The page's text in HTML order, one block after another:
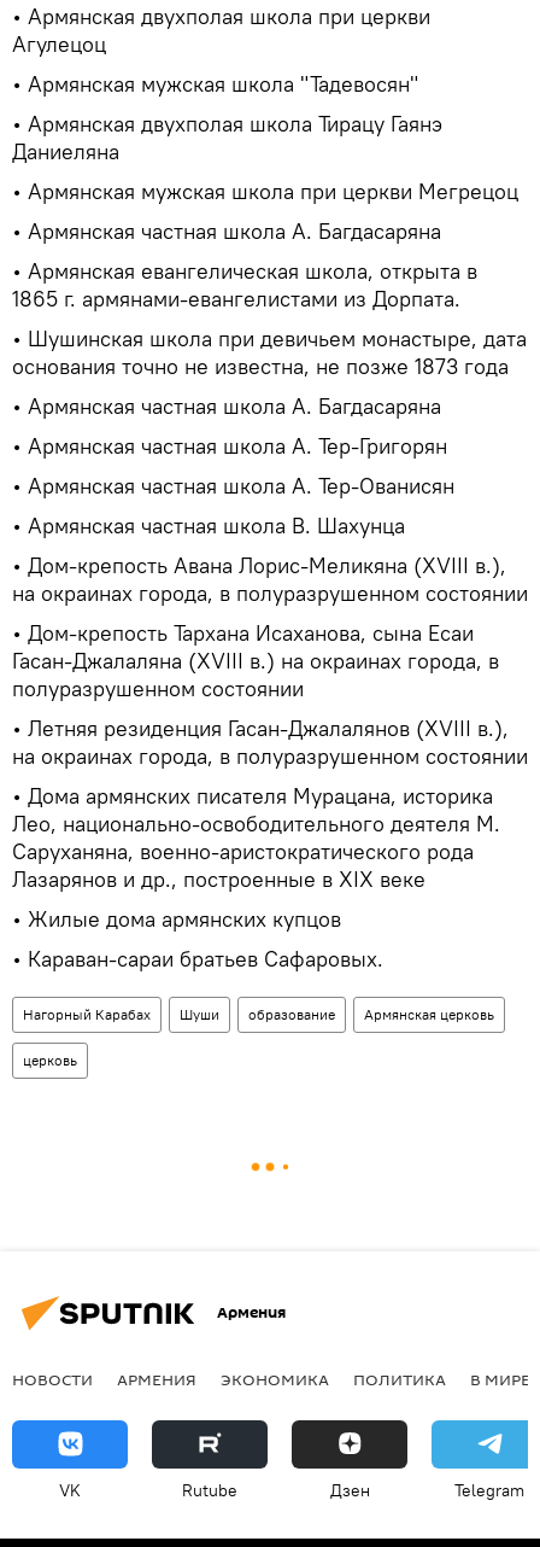
• Армянская двухполая школа при церкви
Агулецоц
• Армянская мужская школа "Тадевосян"
• Армянская двухполая школа Тирацу Гаянэ
Даниеляна
• Армянская мужская школа при церкви Мегрецоц
• Армянская частная школа А. Багдасаряна
• Армянская евангелическая школа, открыта в
1865 г. армянами-евангелистами из Дорпата.
• Шушинская школа при девичьем монастыре, дата
основания точно не известна, не позже 1873 года
• Армянская частная школа А. Багдасаряна
• Армянская частная школа А. Тер-Григорян
• Армянская частная школа А. Тер-Ованисян
• Армянская частная школа В. Шахунца
• Дом-крепость Авана Лорис-Меликяна (XVIII в.),
на окраинах города, в полуразрушенном состоянии
• Дом-крепость Тархана Исаханова, сына Есаи
Гасан-Джалаляна (XVIII в.) на окраинах города, в
полуразрушенном состоянии
• Летняя резиденция Гасан-Джалалянов (XVIII в.),
на окраинах города, в полуразрушенном состоянии
• Дома армянских писателя Мурацана, историка
Лео, национально-освободительного деятеля М.
Саруханяна, военно-аристократического рода
Лазарянов и др., построенные в XIX веке
• Жилые дома армянских купцов
• Караван-сараи братьев Сафаровых.
Нагорный Карабах Шуши образование Армянская церковь
церковь
Армения
НОВОСТИ АРМЕНИЯ ЭКОНОМИКА ПОЛИТИКА В МИРЕ
VK Rutube Дзен Telegram